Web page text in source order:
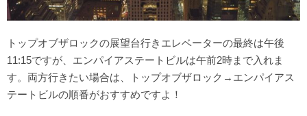
トップオブザロックの展望台行きエレベーターの最終は午後
11:15ですが、エンパイアステートビルは午前2時まで入れま
す。両方行きたい場合は、トップオブザロック→エンパイアス
テートビルの順番がおすすめですよ！